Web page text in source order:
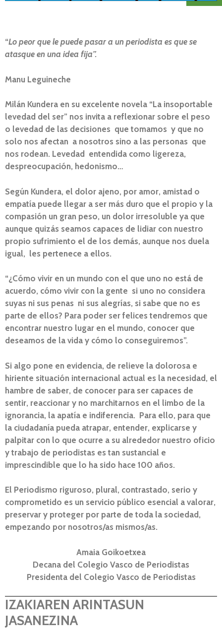
“Lo peor que le puede pasar a un periodista es que se
atasque en una idea fija”.
Manu Leguineche
Milán Kundera en su excelente novela “La insoportable
levedad del ser” nos invita a reflexionar sobre el peso
o levedad de las decisiones que tomamos y que no
solo nos afectan a nosotros sino a las personas que
nos rodean. Levedad entendida como ligereza,
despreocupación, hedonismo…
Según Kundera, el dolor ajeno, por amor, amistad o
empatía puede llegar a ser más duro que el propio y la
compasión un gran peso, un dolor irresoluble ya que
aunque quizás seamos capaces de lidiar con nuestro
propio sufrimiento el de los demás, aunque nos duela
igual, les pertenece a ellos.
“¿Cómo vivir en un mundo con el que uno no está de
acuerdo, cómo vivir con la gente si uno no considera
suyas ni sus penas ni sus alegrías, si sabe que no es
parte de ellos? Para poder ser felices tendremos que
encontrar nuestro lugar en el mundo, conocer que
deseamos de la vida y cómo lo conseguiremos”.
Si algo pone en evidencia, de relieve la dolorosa e
hiriente situación internacional actual es la necesidad, el
hambre de saber, de conocer para ser capaces de
sentir, reaccionar y no marchitarnos en el limbo de la
ignorancia, la apatía e indiferencia. Para ello, para que
la ciudadanía pueda atrapar, entender, explicarse y
palpitar con lo que ocurre a su alrededor nuestro oficio
y trabajo de periodistas es tan sustancial e
imprescindible que lo ha sido hace 100 años.
El Periodismo riguroso, plural, contrastado, serio y
comprometido es un servicio público esencial a valorar,
preservar y proteger por parte de toda la sociedad,
empezando por nosotros/as mismos/as.
Amaia Goikoetxea
Decana del Colegio Vasco de Periodistas
Presidenta del Colegio Vasco de Periodistas
IZAKIAREN ARINTASUN
JASANEZINA